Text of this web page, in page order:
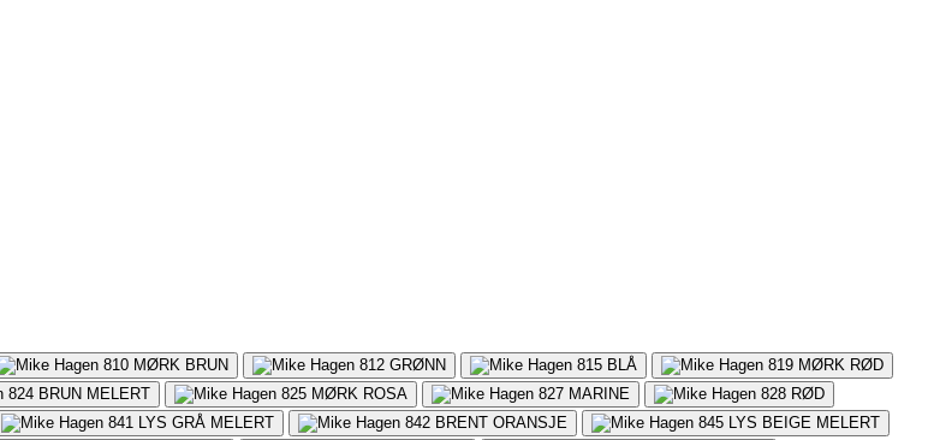
810 MØRK BRUN 812 GRØNN 815 BLÅ 819 MØRK RØD
824 BRUN MELERT 825 MØRK ROSA 827 MARINE 828 RØD
841 LYS GRÅ MELERT 842 BRENT ORANSJE 845 LYS BEIGE MELERT